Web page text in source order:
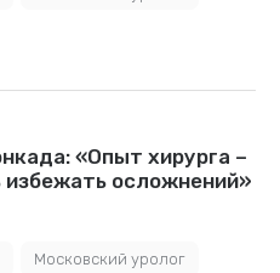
«Опыт хирурга –
избежать осложнений»
Московский уролог